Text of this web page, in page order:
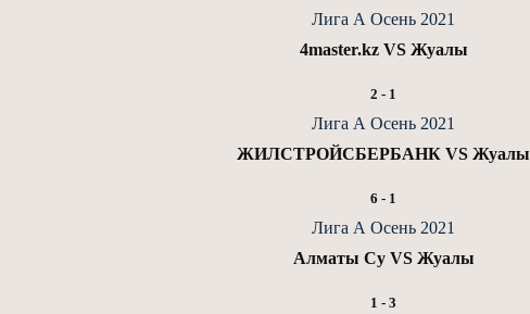
Лига А Осень 2021
4master.kz VS Жуалы
2 - 1
Лига А Осень 2021
ЖИЛСТРОЙСБЕРБАНК VS Жуалы
6 - 1
Лига А Осень 2021
Алматы Су VS Жуалы
1 - 3